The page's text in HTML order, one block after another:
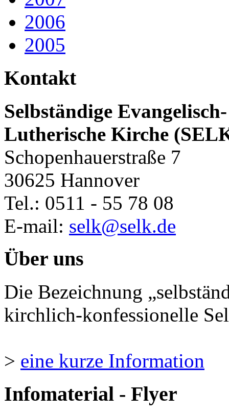
2006
2005
Kontakt
Selbständige Evangelisch-
Lutherische Kirche
Schopenhauerstraße 7
30625 Hannover
Tel.: 0511 - 55 78 08
E-mail: selk@selk.de
Über uns
Die Bezeichnung
kirchlich-konfessionelle
> eine kurze Information
Infomaterial - Flyer